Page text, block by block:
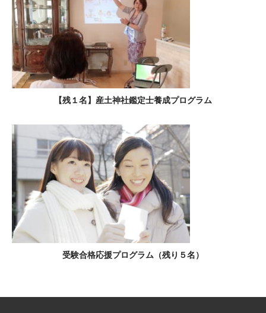
【残１名】産土神社鑑定士養成プログラム
受験合格応援プログラム（残り５名）